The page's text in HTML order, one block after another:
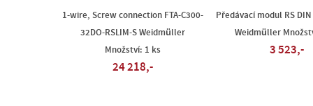
1-wire, Screw connection FTA-C300-
32DO-RSLIM-S Weidmüller
Množství: 1 ks
24 218,-
Předávací modul RS DIN
Weidmüller
3 523,-